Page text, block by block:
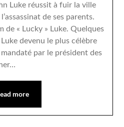
Luke réussit à fuir la ville
de ses parents.
de « Lucky » Luke. Quelques
devenu le plus célèbre
par le président des
more